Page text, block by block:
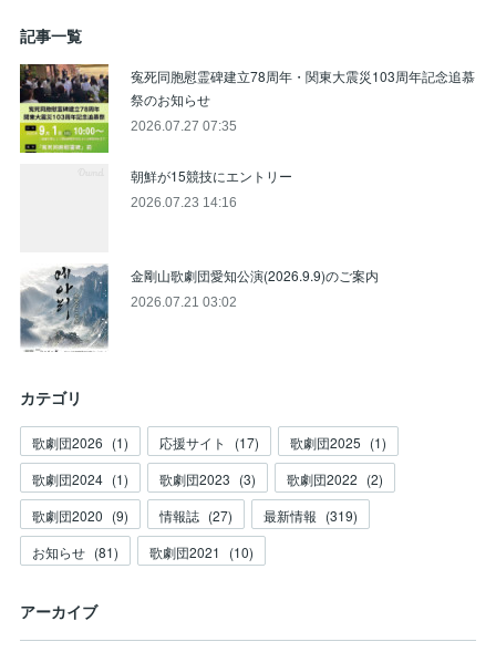
記事一覧
寃死同胞慰霊碑建立78周年・関東大震災103周年記念追慕
祭のお知らせ
2026.07.27 07:35
朝鮮が15競技にエントリー
2026.07.23 14:16
金剛山歌劇団愛知公演(2026.9.9)のご案内
2026.07.21 03:02
カテゴリ
歌劇団2026 (1) 応援サイト (17) 歌劇団2025 (1)
歌劇団2024 (1) 歌劇団2023 (3) 歌劇団2022 (2)
歌劇団2020 (9) 情報誌 (27) 最新情報 (319)
お知らせ (81) 歌劇団2021 (10)
アーカイブ